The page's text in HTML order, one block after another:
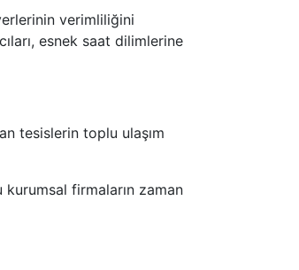
verimliliğini
esnek saat dilimlerine
tesislerin toplu ulaşım
firmaların zaman